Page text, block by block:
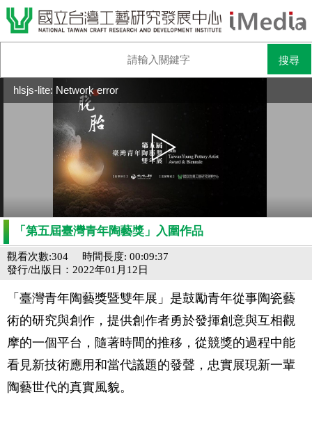
hlsjs-lite: Network error
「第五屆臺灣青年陶藝獎」入圍作品
時間長度: 00:09:37
觀看次數:304
發行/出版日：2022年01月12日
「臺灣青年陶藝獎暨雙年展」是鼓勵青年從事陶瓷藝
術的研究與創作，提供創作者勇於發揮創意與互相觀
摩的一個平台，隨著時間的推移，從競獎的過程中能
看見新技術應用和當代議題的發聲，忠實展現新一輩
陶藝世代的真實風貌。